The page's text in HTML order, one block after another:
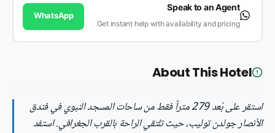
Speak to an Agent
Get instant help with availability and pricing.
WhatsApp
About This Hotel
استقر على بُعد 279 متراً فقط من ساحات المسجد النبوي في فندق
الأنصار جولدن توليب، حيث تلتقي الراحة بالقرب الجغرافي. استفد